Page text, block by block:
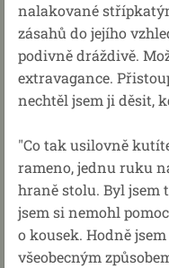
nalakované
zásahů do jejího
podivně dráždivě.
extravagance.
nechtěl jsem ji děsit,
"Co tak usilovně
rameno, jednu ruku
hraně stolu. Byl jsem
jsem si nemohl
o kousek. Hodně
všeobecným